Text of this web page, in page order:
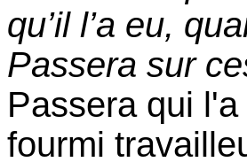
qu’il l’a eu,
Passera sur
Passera qui
fourmi